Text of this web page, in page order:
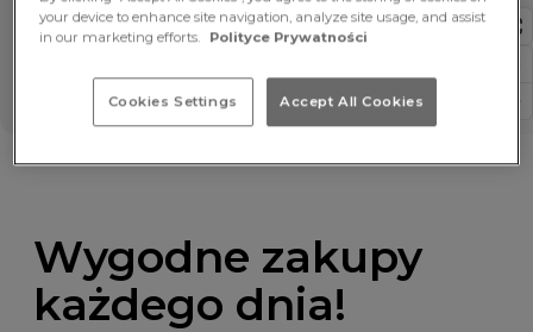
Wygodne zakupy
każdego dnia!
your device to enhance site navigation, analyze site usage, and assist
in our marketing efforts.
Polityce Prywatności
Cookies Settings Accept All Cookies